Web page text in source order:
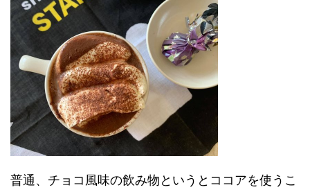
普通、チョコ風味の飲み物というとココアを使うこ